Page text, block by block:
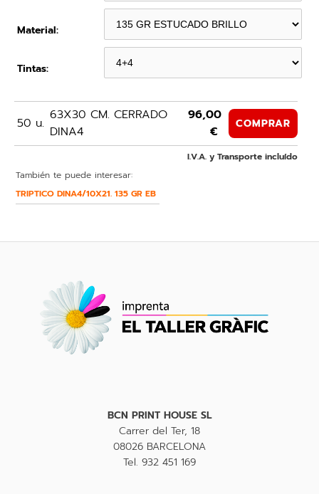
Material:
Tintas:
50 u. 63X30 CM. CERRADO
DINA4
96,00
€
COMPRAR
I.V.A. y Transporte incluído
También te puede interesar:
TRIPTICO DINA4/10X21. 135 GR EB
BCN PRINT HOUSE SL
Carrer del Ter, 18
08026 BARCELONA
Tel. 932 451 169